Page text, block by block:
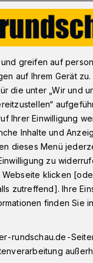
- das ist
und
greifen auf
auf Ihrem Gerät
die unter „Wir und
Ihrer Einwilligung
Inhalte und
dieses Menü
zu
Webseite klicken
zutreffend]. Ihre
finden Sie
rundschau.de-